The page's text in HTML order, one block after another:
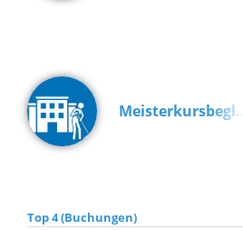
Meisterkursbegl…
Top 4 (Buchungen)